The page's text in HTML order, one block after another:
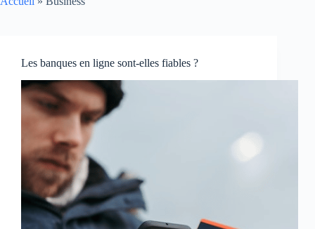
Les banques en ligne sont-elles fiables ?